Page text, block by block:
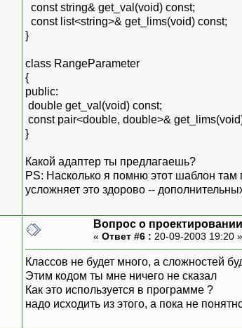
const string& get_val(void) const;
const list<string>& get_lims(void) const;
}
class RangeParameter
{
public:
double get_val(void) const;
const pair<double, double>&
}
Какой адаптер ты предлагаешь?
PS: Насколько я помню этот шаблон там
усложняет это здорово --
Вопрос о проектировании
« Ответ #6 : 20-09-2003 19:20 »
Классов не будет много, а сложностей
Этим кодом ты мне ничего не сказал
Как это используется в программе ?
надо исходить из этого, а пока не